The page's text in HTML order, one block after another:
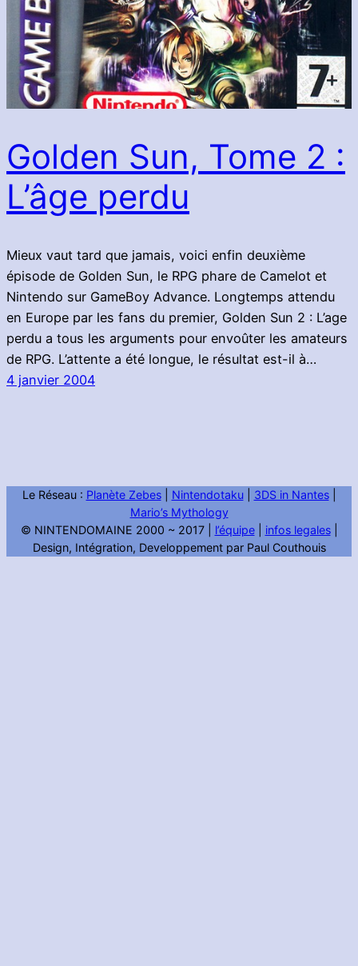
Golden Sun, Tome 2 :
L’âge perdu
Mieux vaut tard que jamais, voici enfin deuxième
épisode de Golden Sun, le RPG phare de Camelot et
Nintendo sur GameBoy Advance. Longtemps attendu
en Europe par les fans du premier, Golden Sun 2 : L’age
perdu a tous les arguments pour envoûter les amateurs
de RPG. L’attente a été longue, le résultat est-il à…
4 janvier 2004
Le Réseau : Planète Zebes| Nintendotaku| 3DS in Nantes|
Mario’s Mythology
© NINTENDOMAINE 2000 ~ 2017 | l’équipe| infos legales|
Design, Intégration, Developpement par Paul Couthouis